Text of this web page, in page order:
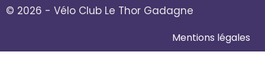
© 2026 - Vélo Club Le Thor Gadagne
Mentions légales